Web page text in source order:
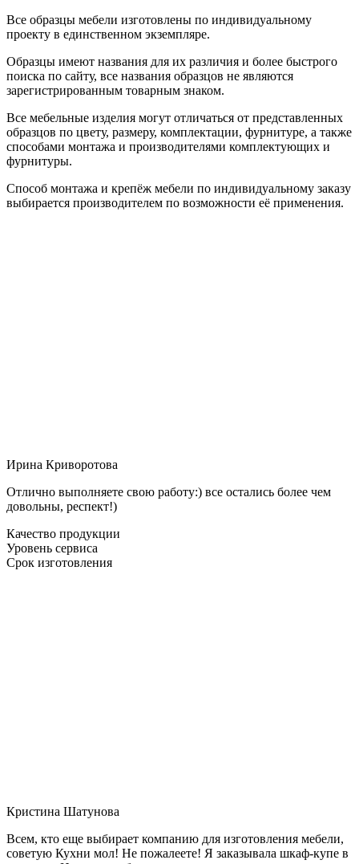
Все образцы мебели изготовлены по индивидуальному
проекту в единственном экземпляре.
Образцы имеют названия для их различия и более быстрого
поиска по сайту, все названия образцов не являются
зарегистрированным товарным знаком.
Все мебельные изделия могут отличаться от представленных
образцов по цвету, размеру, комплектации, фурнитуре, а также
способами монтажа и производителями комплектующих и
фурнитуры.
Способ монтажа и крепёж мебели по индивидуальному заказу
выбирается производителем по возможности её применения.
Ирина Криворотова
Отлично выполняете свою работу:) все остались более чем
довольны, респект!)
Качество продукции
Уровень сервиса
Срок изготовления
Кристина Шатунова
Всем, кто еще выбирает компанию для изготовления мебели,
советую Кухни мол! Не пожалеете! Я заказывала шкаф-купе в